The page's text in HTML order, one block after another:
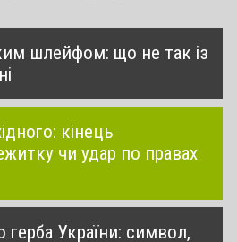
шлейфом: що не так із
кінець
чи удар по правах
України: символ,